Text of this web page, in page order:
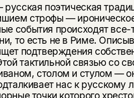
поэтическая
строфы —
события происходят все-
то есть не в Риме.
подтверждения
тактильной связью со
столом и стулом —
нас к рус­скому
точки которого